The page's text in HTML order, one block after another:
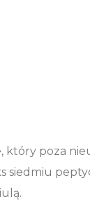
poza
siedmiu